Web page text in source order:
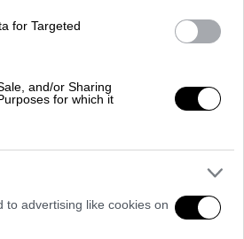
for Targeted
and/or Sharing
for which it
to advertising like cookies on
η
Μονρόε και
της εποχής,
καλλιτέχνη